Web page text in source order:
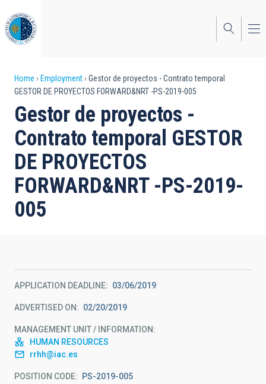
to
main
content
Breadcrumb
Home Employment
Gestor de proyectos - Contrato temporal
GESTOR DE PROYECTOS FORWARD&NRT -PS-2019-005
Gestor de proyectos -
Contrato temporal GESTOR
DE PROYECTOS
FORWARD&NRT -PS-2019-
005
APPLICATION DEADLINE 03/06/2019
ADVERTISED ON 02/20/2019
MANAGEMENT UNIT / INFORMATION
HUMAN RESOURCES
rrhh@iac.es
POSITION CODE PS-2019-005